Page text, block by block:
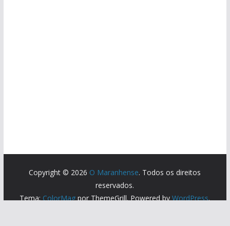
Copyright © 2026 O Maranhense. Todos os direitos
reservados.
Tema: ColorMag por ThemeGrill. Powered byWordPress.